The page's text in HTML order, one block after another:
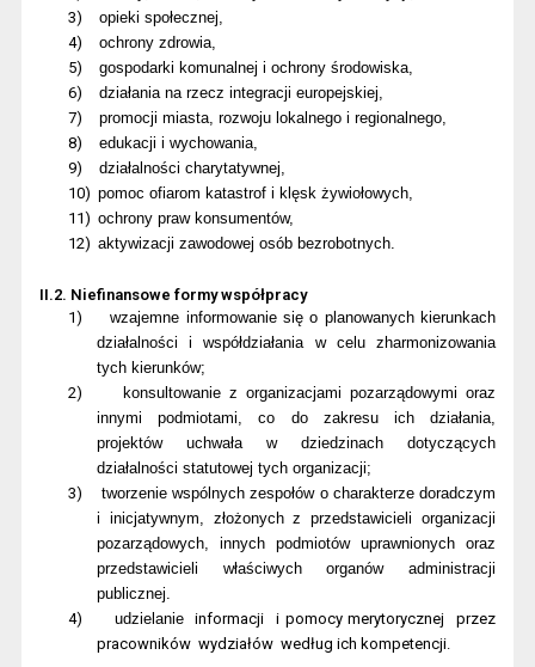
3)
opieki społecznej,
4)
ochrony zdrowia,
5)
gospodarki komunalnej i ochrony środowiska,
6)
działania na rzecz integracji europejskiej,
7)
promocji miasta, rozwoju lokalnego i regionalnego,
8)
edukacji i wychowania,
9)
działalności charytatywnej,
10) pomoc ofiarom katastrof i klęsk żywiołowych,
11) ochrony praw konsumentów,
12) aktywizacji zawodowej osób bezrobotnych.
II.2. Niefinansowe formy współpracy
1)
wzajemne informowanie się o planowanych kierunkach
działalności i współdziałania w celu zharmonizowania
tych kierunków;
2)
konsultowanie z organizacjami pozarządowymi oraz
innymi podmiotami, co do zakresu ich działania,
projektów uchwała w dziedzinach dotyczących
działalności statutowej tych organizacji;
3)
tworzenie wspólnych zespołów o charakterze doradczym
i inicjatywnym, złożonych z przedstawicieli organizacji
pozarządowych, innych podmiotów uprawnionych oraz
przedstawicieli właściwych organów administracji
publicznej.
4)
udzielanie informacji i pomocy merytorycznej
przez
pracowników wydziałów według ich kompetencji.